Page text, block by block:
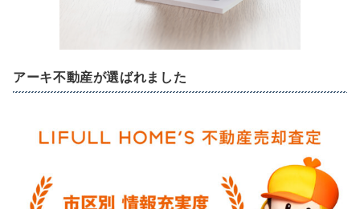
アーキ不動産が選ばれました